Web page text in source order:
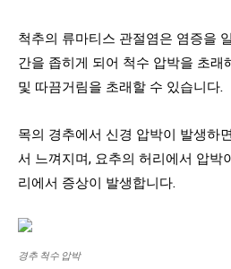
척추의 류마티스 관절염은 염증을
간을 좁히게 되어 척수 압박을 초래
및 따끔거림을 초래할 수 있습니다.
목의 경추에서 신경 압박이 발생하
서 느껴지며, 요추의 허리에서 압박
리에서 증상이 발생합니다.
경추 척수 압박